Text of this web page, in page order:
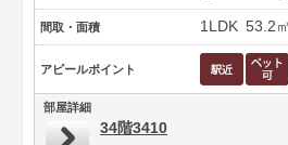
間取・面積 1LDK 53.2㎡
アピールポイント
部屋詳細
34階3410